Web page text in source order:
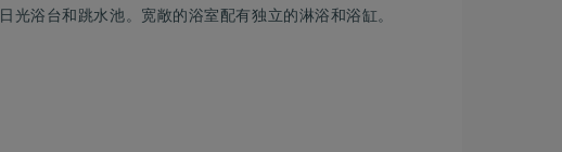
光浴台和跳水池。宽敞的浴室配有独立的淋浴和浴缸。